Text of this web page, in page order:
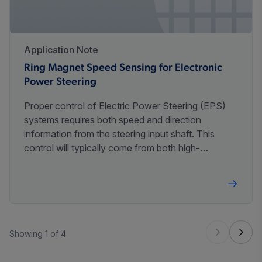
Application Note
Ring Magnet Speed Sensing for Electronic
Power Steering
Proper control of Electric Power Steering (EPS)
systems requires both speed and direction
information from the steering input shaft. This
control will typically come from both high-
Showing 1 of 4